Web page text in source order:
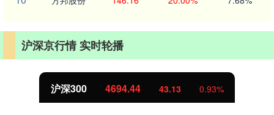
沪深京行情 实时轮播
沪深300 4694.44 43.13 0.93%